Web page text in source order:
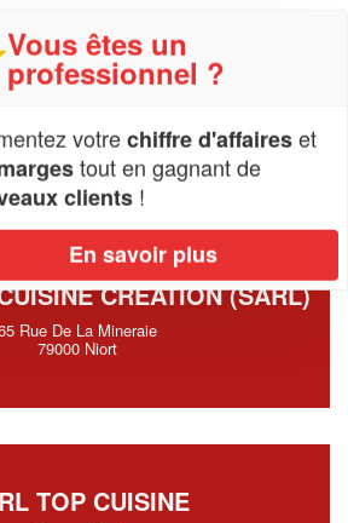
CUISINE POUR TOUS
Rue Jean Francois Cail
79000 Niort
CREATION (SARL)
Rue De La Mineraie
79000 Niort
TOP CUISINE
Vous êtes un
professionnel ?
votrechiffre d'affaireset
tout en gagnant de
clients !
En savoir plus